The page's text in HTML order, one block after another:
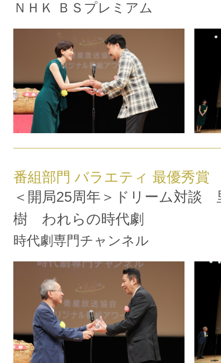
ＮＨＫ ＢＳプレミアム
番組部門 バラエティ 最優秀賞
＜開局25周年＞ドリーム対談
樹 われらの時代劇
時代劇専門チャンネル